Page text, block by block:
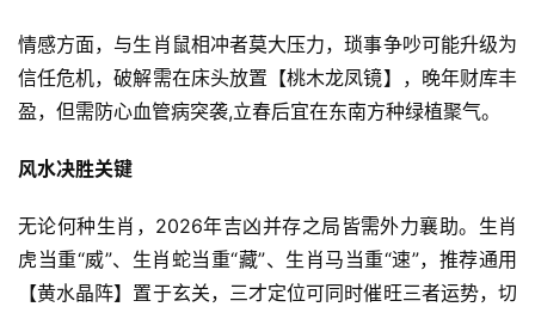
情感方面，与生肖鼠相冲者莫大压力，琐事争吵可能升级为
信任危机，破解需在床头放置【桃木龙凤镜】，晚年财库丰
盈，但需防心血管病突袭,立春后宜在东南方种绿植聚气。
风水决胜关键
无论何种生肖，2026年吉凶并存之局皆需外力襄助。生肖
虎当重“威”、生肖蛇当重“藏”、生肖马当重“速”，推荐通用
【黄水晶阵】置于玄关，三才定位可同时催旺三者运势，切